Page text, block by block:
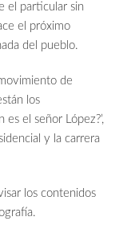
el particular sin
el próximo
del pueblo.
de
los
es el señor López?’,
y la carrera
los contenidos